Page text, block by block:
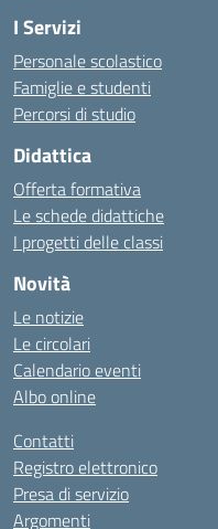
I Servizi
Personale scolastico
Famiglie e studenti
Percorsi di studio
Didattica
Offerta formativa
Le schede didattiche
I progetti delle classi
Novità
Le notizie
Le circolari
Calendario eventi
Albo online
Contatti
Registro elettronico
Presa di servizio
Argomenti